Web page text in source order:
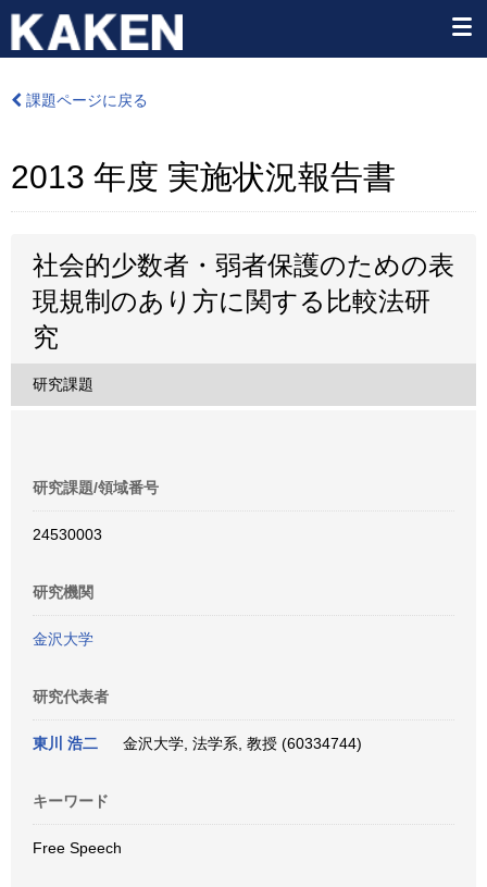
課題ページに戻る
2013 年度 実施状況報告書
社会的少数者・弱者保護のための表
現規制のあり方に関する比較法研
究
研究課題
研究課題/領域番号
24530003
研究機関
金沢大学
研究代表者
東川 浩二 金沢大学, 法学系, 教授 (60334744)
キーワード
Free Speech